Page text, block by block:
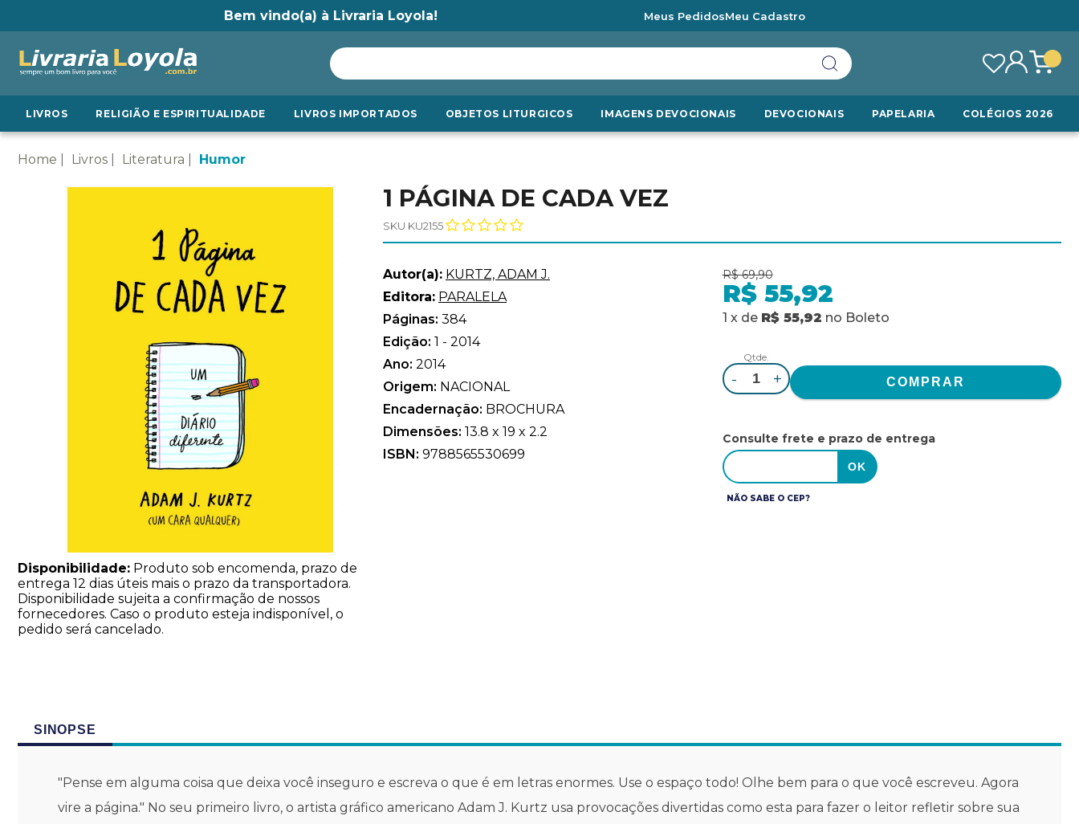
Bem vindo(a) à Livraria Loyola! Meus PedidosMeu Cadastro
LIVROS RELIGIÃO E ESPIRITUALIDADE LIVROS IMPORTADOS OBJETOS LITURGICOS IMAGENS DEVOCIONAIS DEVOCIONAIS PAPELARIA COLÉGIOS 2026
Home Livros Literatura Humor
Disponibilidade: Produto sob encomenda, prazo de
entrega 12 dias úteis mais o prazo da transportadora.
Disponibilidade sujeita a confirmação de nossos
fornecedores. Caso o produto esteja indisponível, o
pedido será cancelado.
1 PÁGINA DE CADA VEZ
SKU KU2155
Autor(a): KURTZ, ADAM J.
Editora: PARALELA
Páginas: 384
Edição: 1 - 2014
Ano: 2014
Origem: NACIONAL
Encadernação: BROCHURA
Dimensões: 13.8 x 19 x 2.2
ISBN: 9788565530699
R$ 69,90
R$ 55,92
1 x de R$ 55,92 no Boleto
Qtde.
- +
Consulte frete e prazo de entrega
NÃO SABE O CEP?
SINOPSE
"Pense em alguma coisa que deixa você inseguro e escreva o que é em letras enormes. Use o espaço todo! Olhe bem para o que você escreveu. Agora
vire a página." No seu primeiro livro, o artista gráfico americano Adam J. Kurtz usa provocações divertidas como esta para fazer o leitor refletir sobre sua